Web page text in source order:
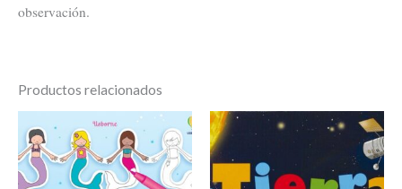
observación.
Productos relacionados